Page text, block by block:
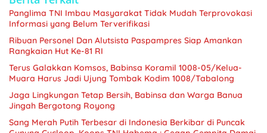
Panglima TNI Imbau Masyarakat Tidak Mudah Terprovokasi
Informasi yang Belum Terverifikasi
Ribuan Personel Dan Alutsista Paspampres Siap Amankan
Rangkaian Hut Ke-81 RI
Terus Galakkan Komsos, Babinsa Koramil 1008-05/Kelua-
Muara Harus Jadi Ujung Tombak Kodim 1008/Tabalong
Jaga Lingkungan Tetap Bersih, Babinsa dan Warga Banua
Jingah Bergotong Royong
Sang Merah Putih Terbesar di Indonesia Berkibar di Puncak